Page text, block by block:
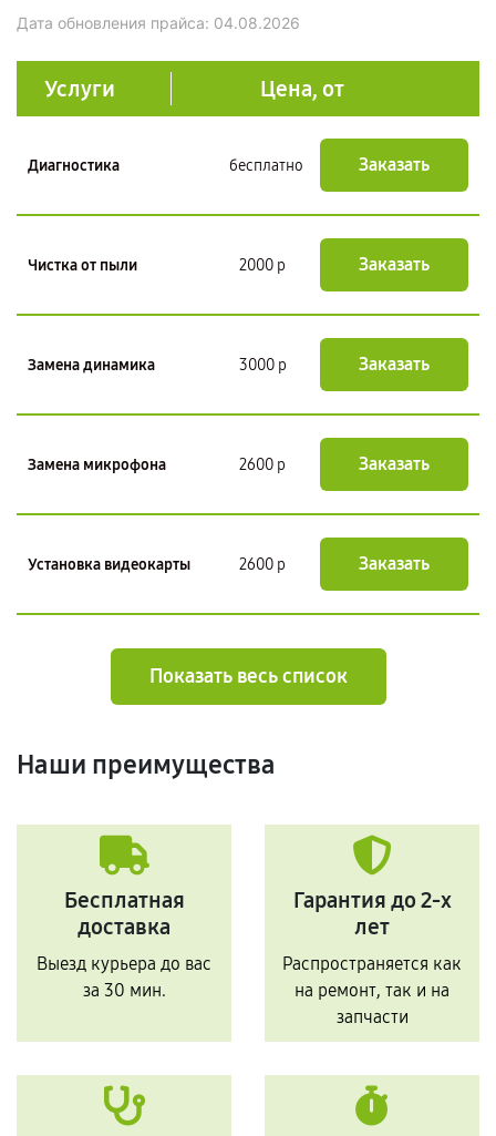
Дата обновления прайса: 04.08.2026
Услуги Цена, от
Диагностика бесплатно Заказать
Чистка от пыли 2000 р Заказать
Замена динамика 3000 р Заказать
Замена микрофона 2600 р Заказать
Установка видеокарты 2600 р Заказать
Показать весь список
Наши преимущества
Бесплатная
доставка
Выезд курьера до вас
за 30 мин.
Гарантия до 2-х
лет
Распространяется как
на ремонт, так и на
запчасти